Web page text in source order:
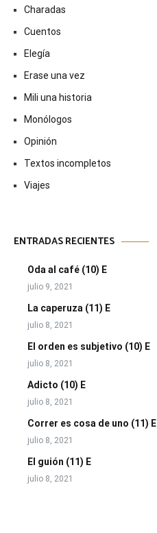
Charadas
Cuentos
Elegía
Erase una vez
Mili una historia
Monólogos
Opinión
Textos incompletos
Viajes
ENTRADAS RECIENTES
Oda al café (10) E
julio 9, 2021
La caperuza (11) E
julio 8, 2021
El orden es subjetivo (10) E
julio 8, 2021
Adicto (10) E
julio 8, 2021
Correr es cosa de uno (11) E
julio 8, 2021
El guión (11) E
julio 8, 2021